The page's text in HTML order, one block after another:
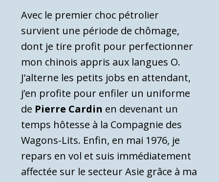
Avec le premier choc pétrolier
survient une période de chômage,
dont je tire profit pour perfectionner
mon chinois appris aux langues O.
J’alterne les petits jobs en attendant,
j’en profite pour enfiler un uniforme
de Pierre Cardin en devenant un
temps hôtesse à la Compagnie des
Wagons-Lits. Enfin, en mai 1976, je
repars en vol et suis immédiatement
affectée sur le secteur Asie grâce à ma